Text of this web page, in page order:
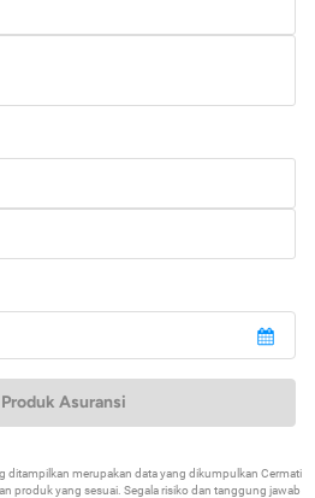
Asuransi
ditampilkan merupakan data yang dikumpulkan Cermati
produk yang sesuai. Segala risiko dan tanggung jawab